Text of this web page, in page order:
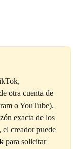
otra cuenta de
o YouTube).
exacta de los
el creador puede
para solicitar